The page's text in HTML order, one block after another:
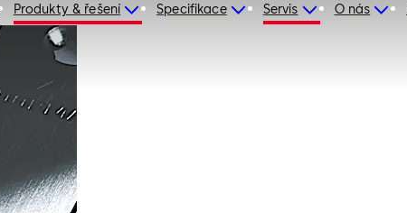
Produkty & řešení Specifikace Servis O nás